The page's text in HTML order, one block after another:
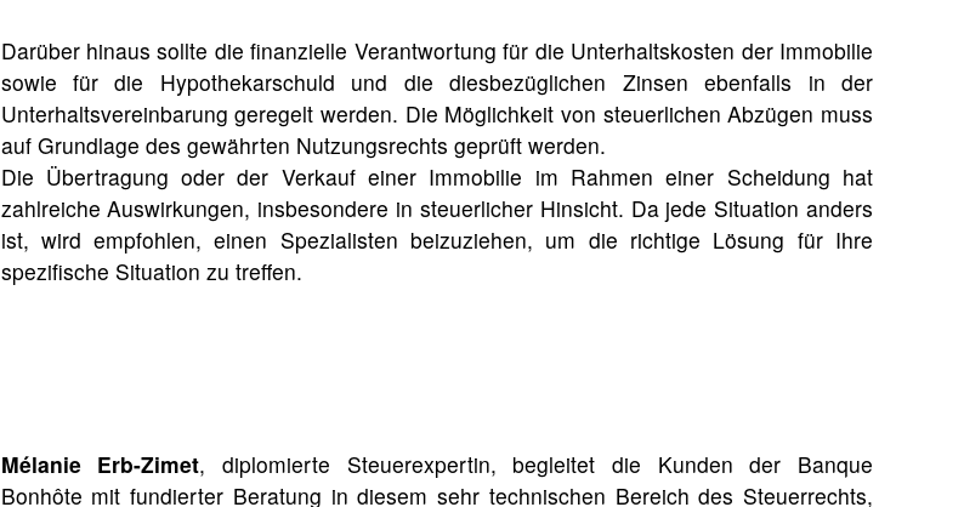
Darüber hinaus sollte die finanzielle Verantwortung für die Unterhaltskosten der Immobilie
sowie für die Hypothekarschuld und die diesbezüglichen Zinsen ebenfalls in der
Unterhaltsvereinbarung geregelt werden. Die Möglichkeit von steuerlichen Abzügen muss
auf Grundlage des gewährten Nutzungsrechts geprüft werden.
Die Übertragung oder der Verkauf einer Immobilie im Rahmen einer Scheidung hat
zahlreiche Auswirkungen, insbesondere in steuerlicher Hinsicht. Da jede Situation anders
ist, wird empfohlen, einen Spezialisten beizuziehen, um die richtige Lösung für Ihre
spezifische Situation zu treffen.
Mélanie Erb-Zimet, diplomierte Steuerexpertin, begleitet die Kunden der Banque
Bonhôte mit fundierter Beratung in diesem sehr technischen Bereich des Steuerrechts,